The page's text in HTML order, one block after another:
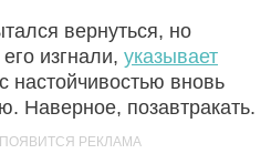
вернуться, но
изгнали, указывает
настойчивостью вновь
Наверное, позавтракать.